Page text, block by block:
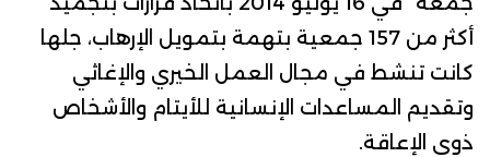
أكثر من 157 جمعية بتهمة بتمويل الإرهاب، جلها
كانت تنشط في مجال العمل الخيري والإغاثي
وتقديم المساعدات الإنسانية للأيتام والأشخاص
ذوي الإعاقة.